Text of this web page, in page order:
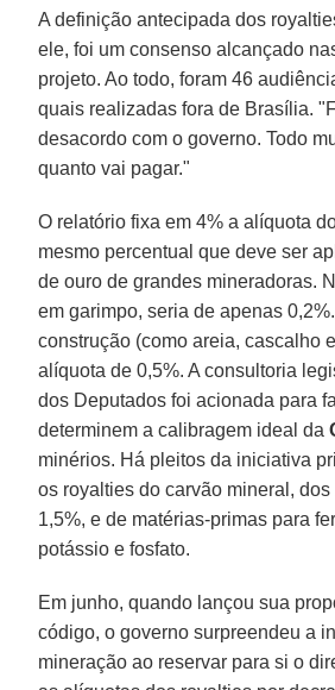
A definição antecipada dos
ele, foi um consenso alcançado
projeto. Ao todo, foram 46
quais realizadas fora de Brasília.
desacordo com o governo. Todo
quanto vai pagar."
O relatório fixa em 4% a alíquota
mesmo percentual que deve ser
de ouro de grandes mineradoras.
em garimpo, seria de apenas
construção (como areia, cascalho
alíquota de 0,5%. A consultoria
dos Deputados foi acionada para
determinem a calibragem ideal da
minérios. Há pleitos da iniciativa
os royalties do carvão mineral,
1,5%, e de matérias-primas para
potássio e fosfato.
Em junho, quando lançou sua
código, o governo surpreendeu a
mineração ao reservar para si o